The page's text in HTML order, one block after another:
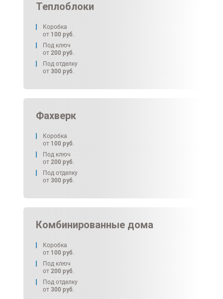
Теплоблоки
Коробка
от 100 руб.
Под ключ
от 200 руб.
Под отделку
от 300 руб.
Фахверк
Коробка
от 100 руб.
Под ключ
от 200 руб.
Под отделку
от 300 руб.
Комбинированные дома
Коробка
от 100 руб.
Под ключ
от 200 руб.
Под отделку
от 300 руб.